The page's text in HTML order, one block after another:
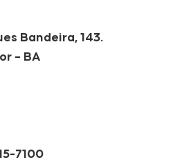
Bandeira, 143.
– BA
7100